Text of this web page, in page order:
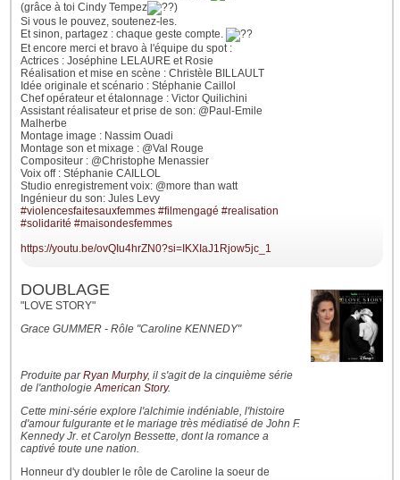
(grâce à toi Cindy Tempez
)
Si vous le pouvez, soutenez-les.
Et sinon, partagez : chaque geste compte.
Et encore merci et bravo à l'équipe du spot :
Actrices : Joséphine LELAURE et Rosie
Réalisation et mise en scène : Christèle BILLAULT
Idée originale et scénario : Stéphanie Caillol
Chef opérateur et étalonnage : Victor Quilichini
Assistant réalisateur et prise de son: @Paul-Emile
Malherbe
Montage image : Nassim Ouadi
Montage son et mixage : @Val Rouge
Compositeur : @Christophe Menassier
Voix off : Stéphanie CAILLOL
Studio enregistrement voix: @more than watt
Ingénieur du son: Jules Levy
#violencesfaitesauxfemmes #filmengagé #realisation
#solidarité #maisondesfemmes
https://youtu.be/ovQIu4hrZN0?si=IKXIaJ1Rjow5jc_1
DOUBLAGE
"LOVE STORY"
Grace GUMMER - Rôle "Caroline KENNEDY"
Produite parRyan Murphy, il s'agit de la cinquième série
de l'anthologieAmerican Story.
Cette mini-série explore l'alchimie indéniable, l'histoire
d'amour fulgurante et le mariage très médiatisé de John F.
Kennedy Jr. et Carolyn Bessette, dont la romance a
captivé toute une nation.
Honneur d'y doubler le rôle de Caroline la soeur de